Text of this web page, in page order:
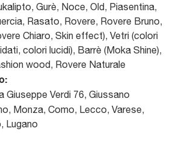
Gurè, Noce, Old, Piasentina,
Rasato, Rovere, Rovere Bruno,
Chiaro, Skin effect), Vetri (colori
colori lucidi), Barrè (Moka Shine),
wood, Rovere Naturale
Giuseppe Verdi 76, Giussano
Monza, Como, Lecco, Varese,
Lugano